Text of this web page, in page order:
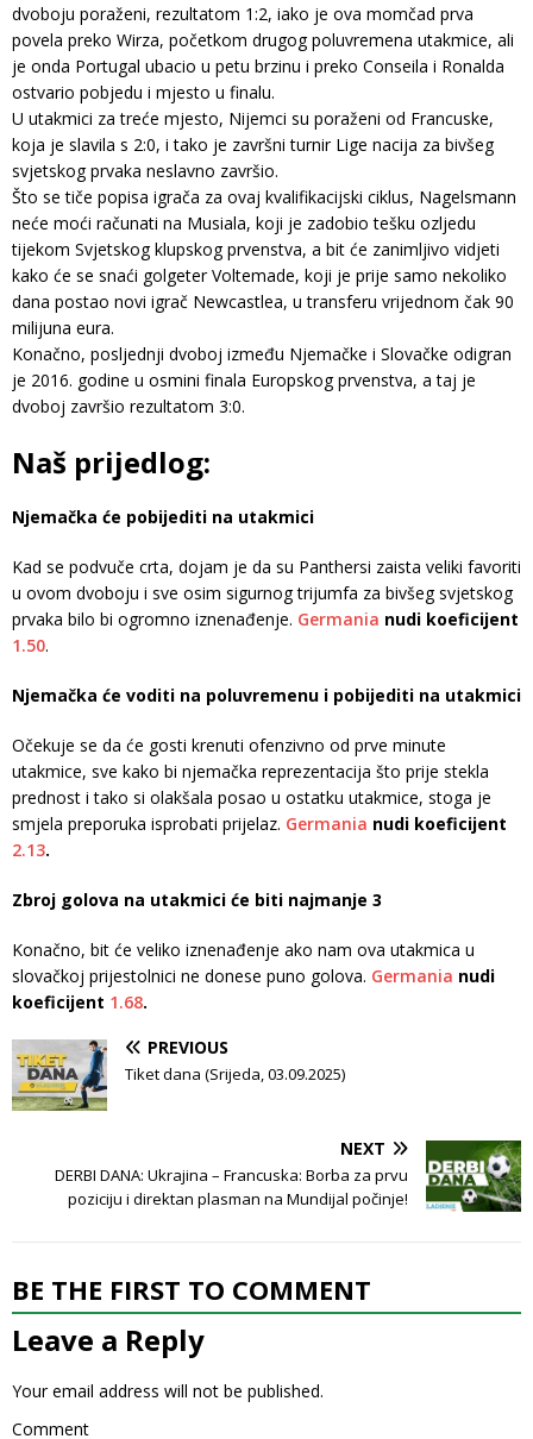
dvoboju poraženi, rezultatom 1:2, iako je ova momčad prva
povela preko Wirza, početkom drugog poluvremena utakmice, ali
je onda Portugal ubacio u petu brzinu i preko Conseila i Ronalda
ostvario pobjedu i mjesto u finalu.
U utakmici za treće mjesto, Nijemci su poraženi od Francuske,
koja je slavila s 2:0, i tako je završni turnir Lige nacija za bivšeg
svjetskog prvaka neslavno završio.
Što se tiče popisa igrača za ovaj kvalifikacijski ciklus, Nagelsmann
neće moći računati na Musiala, koji je zadobio tešku ozljedu
tijekom Svjetskog klupskog prvenstva, a bit će zanimljivo vidjeti
kako će se snaći golgeter Voltemade, koji je prije samo nekoliko
dana postao novi igrač Newcastlea, u transferu vrijednom čak 90
milijuna eura.
Konačno, posljednji dvoboj između Njemačke i Slovačke odigran
je 2016. godine u osmini finala Europskog prvenstva, a taj je
dvoboj završio rezultatom 3:0.
Naš prijedlog:
Njemačka će pobijediti na utakmici
Kad se podvuče crta, dojam je da su Panthersi zaista veliki favoriti
u ovom dvoboju i sve osim sigurnog trijumfa za bivšeg svjetskog
prvaka bilo bi ogromno iznenađenje. Germania nudi koeficijent
1.50.
Njemačka će voditi na poluvremenu i pobijediti na utakmici
Očekuje se da će gosti krenuti ofenzivno od prve minute
utakmice, sve kako bi njemačka reprezentacija što prije stekla
prednost i tako si olakšala posao u ostatku utakmice, stoga je
smjela preporuka isprobati prijelaz. Germania nudi koeficijent
2.13.
Zbroj golova na utakmici će biti najmanje 3
Konačno, bit će veliko iznenađenje ako nam ova utakmica u
slovačkoj prijestolnici ne donese puno golova. Germania nudi
koeficijent 1.68.
PREVIOUS
Tiket dana (Srijeda, 03.09.2025)
NEXT
DERBI DANA: Ukrajina – Francuska: Borba za prvu
poziciju i direktan plasman na Mundijal počinje!
BE THE FIRST TO COMMENT
Leave a Reply
Your email address will not be published.
Comment